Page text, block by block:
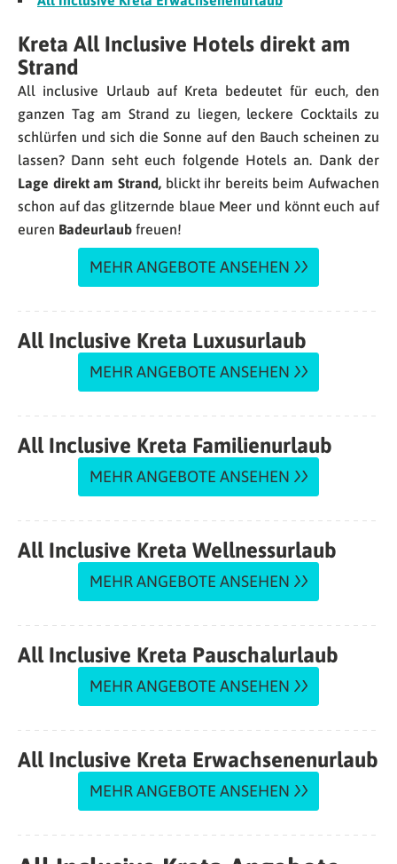
Kreta All Inclusive Hotels direkt am
Strand
All inclusive Urlaub auf Kreta bedeutet für euch, den
ganzen Tag am Strand zu liegen, leckere Cocktails zu
schlürfen und sich die Sonne auf den Bauch scheinen zu
lassen? Dann seht euch folgende Hotels an. Dank der
Lage direkt am Strand,blickt ihr bereits beim Aufwachen
schon auf das glitzernde blaue Meer und könnt euch auf
euren Badeurlaub freuen!
MEHR ANGEBOTE ANSEHEN
All Inclusive Kreta Luxusurlaub
MEHR ANGEBOTE ANSEHEN
All Inclusive Kreta Familienurlaub
MEHR ANGEBOTE ANSEHEN
All Inclusive Kreta Wellnessurlaub
MEHR ANGEBOTE ANSEHEN
All Inclusive Kreta Pauschalurlaub
MEHR ANGEBOTE ANSEHEN
All Inclusive Kreta Erwachsenenurlaub
MEHR ANGEBOTE ANSEHEN